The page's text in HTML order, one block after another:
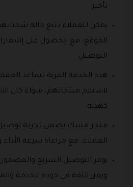
تأخير.
يمكن للعملاء تتبع حالة
الموقع، مع الحصول على
التوصيل.
هذه الخدمة المرنة تساعد
لاستلام منتجاتهم، سواء كان
كهدية.
متجر مسك يضمن تجربة
العملاء، مع مراعاة سرعة
يوفر التوصيل السريع والمضمون
ويعزز الثقة في جودة الخدمة